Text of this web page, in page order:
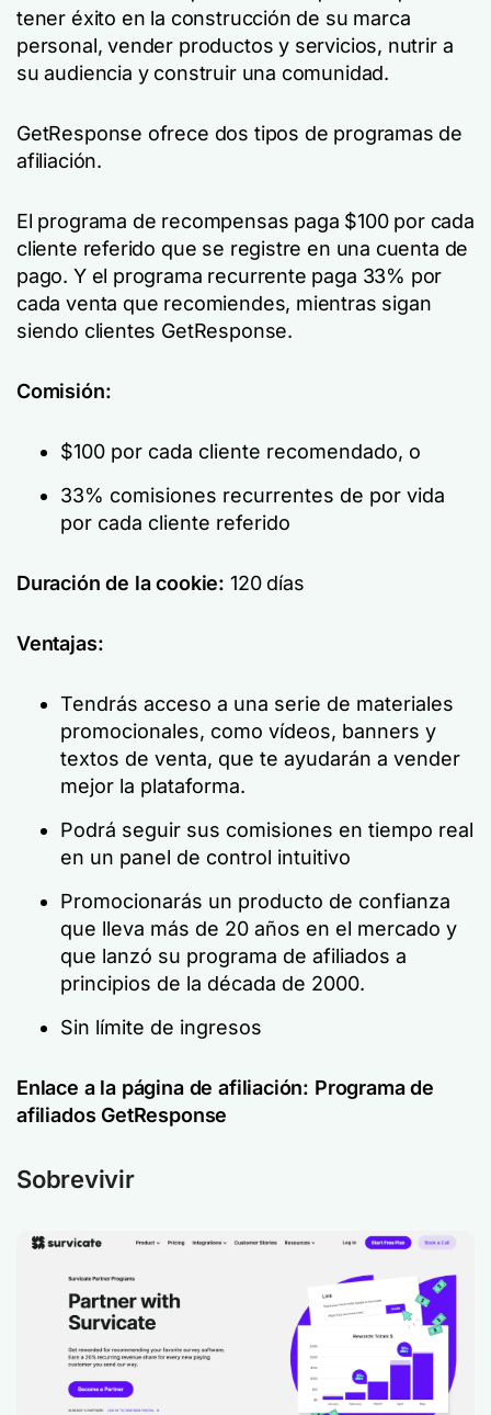
tener éxito en la construcción de su marca
personal, vender productos y servicios, nutrir a
su audiencia y construir una comunidad.
GetResponse ofrece dos tipos de programas de
afiliación.
El programa de recompensas paga $100 por cada
cliente referido que se registre en una cuenta de
pago. Y el programa recurrente paga 33% por
cada venta que recomiendes, mientras sigan
siendo clientes GetResponse.
Comisión:
$100 por cada cliente recomendado, o
33% comisiones recurrentes de por vida
por cada cliente referido
Duración de la cookie: 120 días
Ventajas:
Tendrás acceso a una serie de materiales
promocionales, como vídeos, banners y
textos de venta, que te ayudarán a vender
mejor la plataforma.
Podrá seguir sus comisiones en tiempo real
en un panel de control intuitivo
Promocionarás un producto de confianza
que lleva más de 20 años en el mercado y
que lanzó su programa de afiliados a
principios de la década de 2000.
Sin límite de ingresos
Enlace a la página de afiliación: Programa de
afiliados GetResponse
Sobrevivir